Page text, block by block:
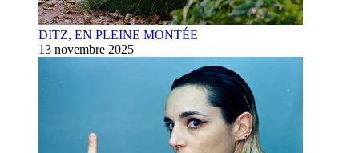
DITZ, EN PLEINE MONTÉE
13 novembre 2025